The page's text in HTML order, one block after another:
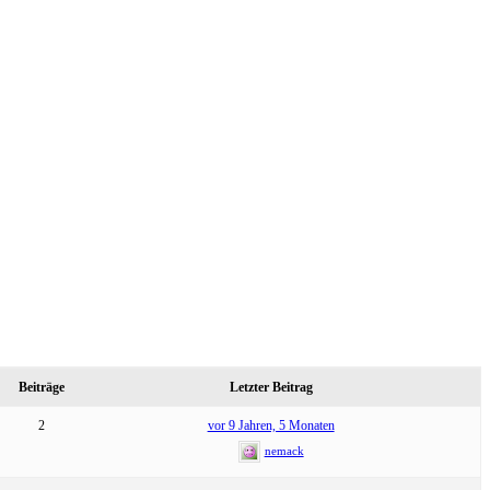
Beiträge Letzter Beitrag
2 vor 9 Jahren, 5 Monaten
nemack